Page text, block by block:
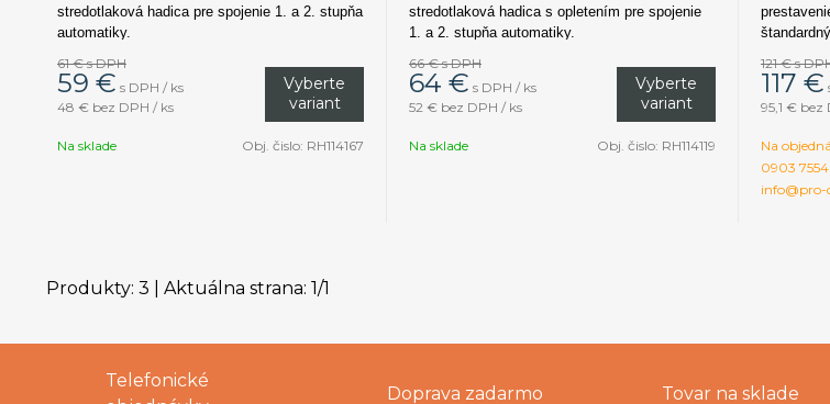
stredotlaková hadica pre spojenie 1. a 2. stupňa
automatiky.
61 €s DPH
59 € s DPH / ks
48 € bez DPH / ks
Vyberte
variant
Na sklade Obj. čislo: RH114167
stredotlaková hadica s opletením pre spojenie
1. a 2. stupňa automatiky.
66 €s DPH
64 € s DPH / ks
52 € bez DPH / ks
Vyberte
variant
Na sklade Obj. čislo: RH114119
121 €s
117 €
95,1 € bez
Na
0903
info@pro-
Produkty: 3 | Aktuálna strana: 1/1
Telefonické
Doprava zadarmo
Tovar na sklade